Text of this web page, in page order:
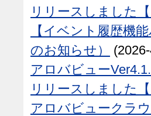
リリースしました
【イベント履歴機
のお知らせ）
アロバビュー
リリースしました
アロバビュークラ